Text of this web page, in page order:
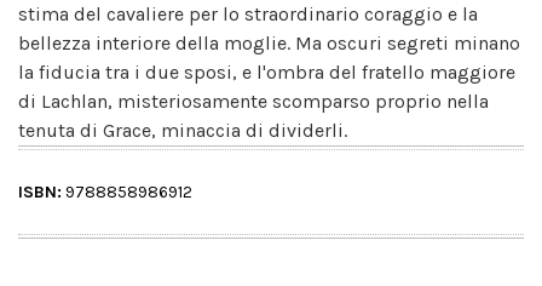
stima del cavaliere per lo straordinario coraggio e la
bellezza interiore della moglie. Ma oscuri segreti minano
la fiducia tra i due sposi, e l'ombra del fratello maggiore
di Lachlan, misteriosamente scomparso proprio nella
tenuta di Grace, minaccia di dividerli.
ISBN: 9788858986912